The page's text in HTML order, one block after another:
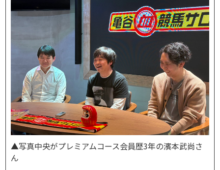
▲写真中央がプレミアムコース会員歴3年の濱本武尚さ
ん